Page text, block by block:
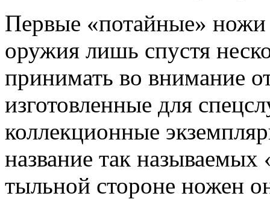
Первые «потайные» ножи
оружия лишь спустя
принимать во внимание
изготовленные для
коллекционные
название так
тыльной стороне ножен